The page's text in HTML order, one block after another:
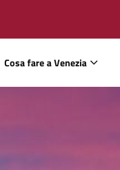
Cosa fare a Venezia